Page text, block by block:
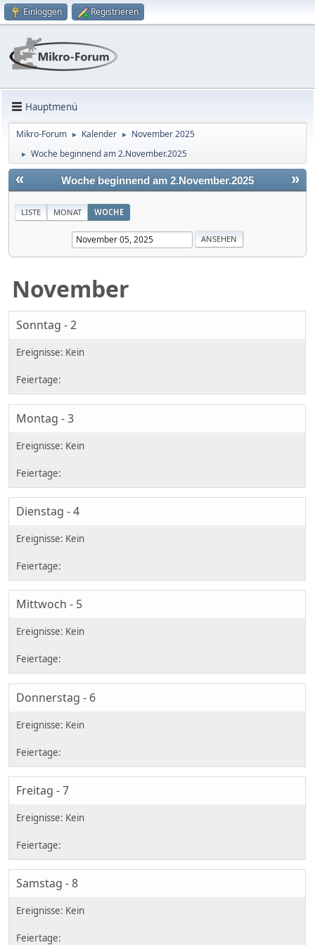
Einloggen Registrieren
Hauptmenü
Mikro-Forum ► Kalender ► November 2025
► Woche beginnend am 2.November.2025
« »
Woche beginnend am 2.November.2025
LISTE MONAT WOCHE
November
Sonntag - 2
Montag - 3
Dienstag - 4
Mittwoch - 5
Donnerstag - 6
Freitag - 7
Samstag - 8